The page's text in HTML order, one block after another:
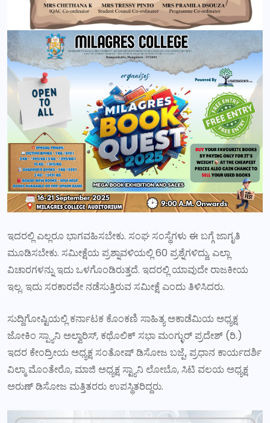
ಇದರಲ್ಲಿ ಎಲ್ಲರೂ ಭಾಗವಹಿಸಬೇಕು. ಸಂಘ ಸಂಸ್ಥೆಗಳು ಈ ಬಗ್ಗೆ ಜಾಗೃತಿ
ಮೂಡಿಸಬೇಕು. ಸಮೀಕ್ಷೆಯ ಪ್ರಶ್ನಾವಳಿಯಲ್ಲಿ 60 ಪ್ರಶ್ನೆಗಳಿದ್ದು, ಎಲ್ಲಾ
ವಿಚಾರಗಳನ್ನು ಇದು ಒಳಗೊಂಡಿರುತ್ತದೆ. ಇದರಲ್ಲಿ ಯಾವುದೇ ರಾಜಕೀಯ
ಇಲ್ಲ. ಇದು ಸರಕಾರವೇ ನಡೆಸುತ್ತಿರುವ ಸಮೀಕ್ಷೆ ಎಂದು ತಿಳಿಸಿದರು.
ಸುದ್ದಿಗೋಷ್ಟಿಯಲ್ಲಿ ಕರ್ನಾಟಕ ಕೊಂಕಣಿ ಸಾಹಿತ್ಯ ಅಕಾಡೆಮಿಯ ಅಧ್ಯಕ್ಷ
ಜೋಕಿಂ ಸ್ಪ್ಯಾನಿ ಅಲ್ವಾರಿಸ್, ಕಥೊಲಿಕ್ ಸಭಾ ಮಂಗ್ಳುರ್ ಪ್ರದೇಶ್ (ರಿ.)
ಇದರ ಕೇಂದ್ರೀಯ ಅಧ್ಯಕ್ಷ ಸಂತೋಷ್‌ ಡಿಸೋಜ ಬಜ್ಪೆ, ಪ್ರಧಾನ ಕಾರ್ಯದರ್ಶಿ
ವಿಲ್ಮಾ ಮೊಂತೇರೊ, ಮಾಜಿ ಅಧ್ಯಕ್ಷ ಸ್ಟ್ಯಾನಿ ಲೋಬೊ, ಸಿಟಿ ವಲಯ ಅಧ್ಯಕ್ಷ
ಅರುಣ್ ಡಿಸೋಜ ಮತ್ತಿತರರು ಉಪಸ್ಥಿತರಿದ್ದರು.